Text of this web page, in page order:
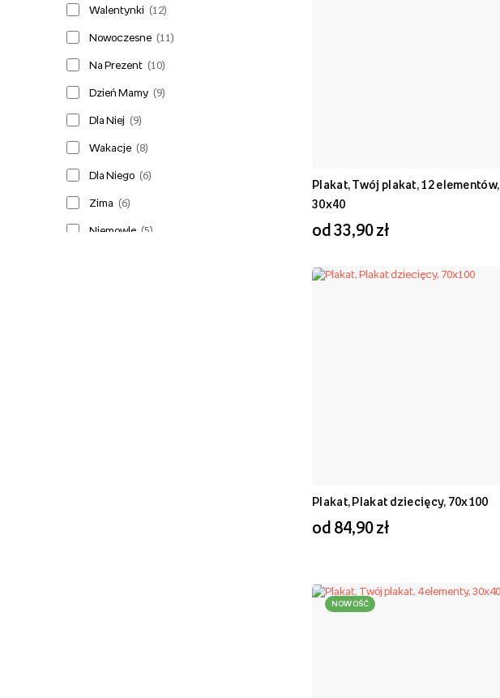
Walentynki (12)
Nowoczesne (11)
Na Prezent (10)
Dzień Mamy (9)
Dla Niej (9)
Wakacje (8)
Dla Niego (6)
Zima (6)
Niemowlę (5)
Plakat, Twój plakat, 12 elementów,
30x40
od 33,90 zł
Plakat, Plakat dziecięcy, 70x100
od 84,90 zł
NOWOŚĆ